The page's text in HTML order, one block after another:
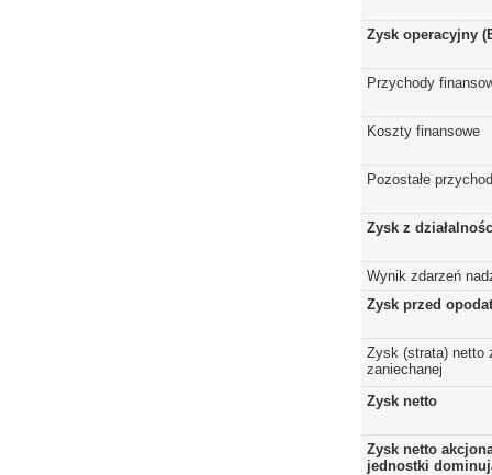
Zysk operacyjny
Przychody
Koszty finansowe
Pozostałe
Zysk z
Wynik zdarzeń
Zysk przed
Zysk (strata) netto
zaniechanej
Zysk netto
Zysk netto
jednostki